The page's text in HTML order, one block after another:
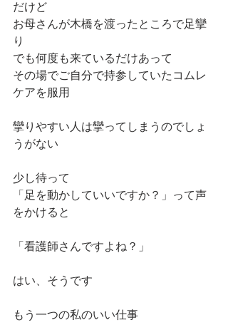
だけど
お母さんが木橋を渡ったところで足攣
り
でも何度も来ているだけあって
その場でご自分で持参していたコムレ
ケアを服用
攣りやすい人は攣ってしまうのでしょ
うがない
少し待って
「足を動かしていいですか？」って声
をかけると
「看護師さんですよね？」
はい、そうです
もう一つの私のいい仕事